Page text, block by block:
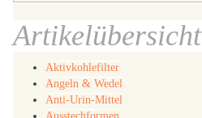
Artikelübersicht
Aktivkohlefilter
Angeln & Wedel
Anti-Urin-Mittel